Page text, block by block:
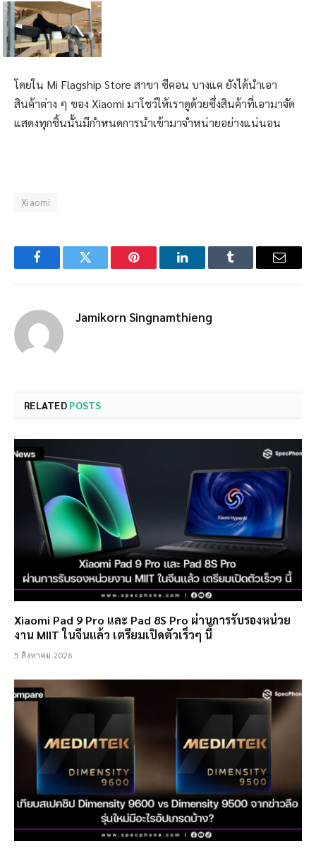
โดยใน Mi Flagship Store สาขา ซีคอน บางแค ยังได้นำเอา
สินค้าต่าง ๆ ของ Xiaomi มาโชว์ให้เราดูด้วยซึ่งสินค้าที่เอามาจัด
แสดงทุกชิ้นนั้นมีกำหนดการนำเข้ามาจำหน่ายอย่างแน่นอน
Xiaomi
FacebookTwitter Pinterest LinkedInTumblr Email
Jamikorn Singnamthieng
RELATED POSTS
Xiaomi Pad 9 Pro และ Pad 8S Pro ผ่านการรับรองหน่วย
งาน MIIT ในจีนแล้ว เตรียมเปิดตัวเร็วๆ นี้
5 สิงหาคม 2026